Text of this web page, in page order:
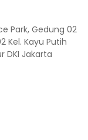
Park, Gedung 02
Kel. Kayu Putih
DKI Jakarta